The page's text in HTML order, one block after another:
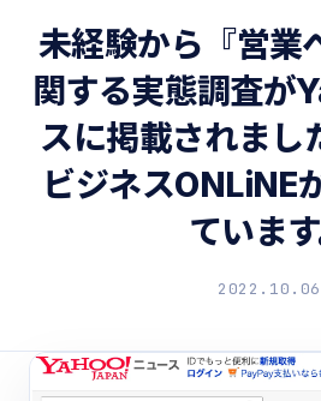
未経験から『営業
関する実態調査が
スに掲載されまし
ビジネスONLiNE
ています
2022.10.06